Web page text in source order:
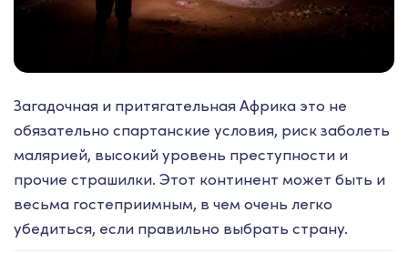
Загадочная и притягательная Африка это не
обязательно спартанские условия, риск заболеть
малярией, высокий уровень преступности и
прочие страшилки. Этот континент может быть и
весьма гостеприимным, в чем очень легко
убедиться, если правильно выбрать страну.